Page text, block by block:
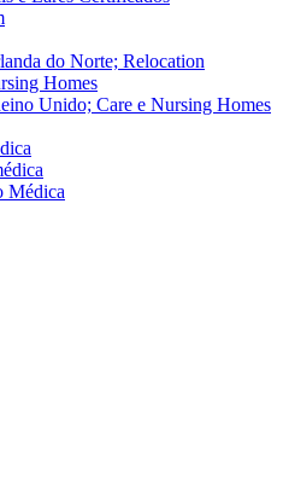
do Norte; Relocation
Homes
Unido; Care e Nursing Homes
Médica